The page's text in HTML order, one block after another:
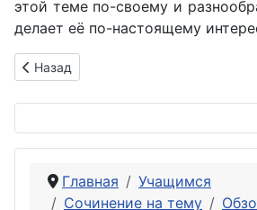
этой теме по-своему и
делает её по-настоящему
Предыдущий: Сочинение на тему:
Назад
Главная
Учащимся
Сочинение на тему